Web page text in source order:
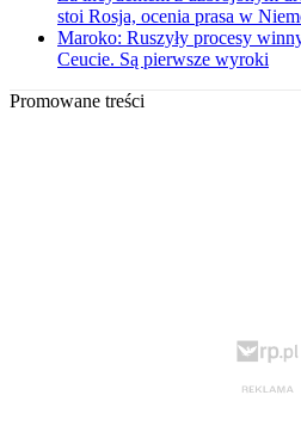
stoi Rosja, ocenia prasa w
Maroko: Ruszyły procesy
Ceucie. Są pierwsze wyroki
Promowane treści